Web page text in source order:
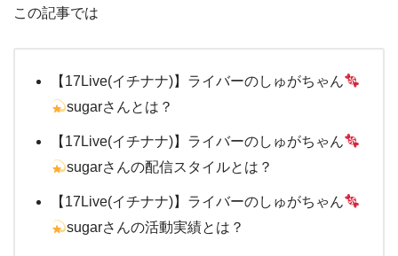
この記事では
【17Live(イチナナ)】ライバーのしゅがちゃん
sugarさんとは？
【17Live(イチナナ)】ライバーのしゅがちゃん
sugarさんの配信スタイルとは？
【17Live(イチナナ)】ライバーのしゅがちゃん
sugarさんの活動実績とは？